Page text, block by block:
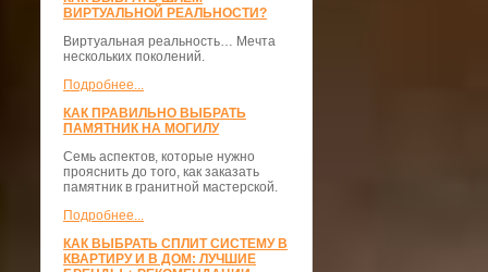
ВИРТУАЛЬНОЙ РЕАЛЬНОСТИ?
Виртуальная реальность… Мечта
нескольких поколений.
Подробнее...
КАК ПРАВИЛЬНО ВЫБРАТЬ
ПАМЯТНИК НА МОГИЛУ
Семь аспектов, которые нужно
прояснить до того, как заказать
памятник в гранитной мастерской.
Подробнее...
КАК ВЫБРАТЬ СПЛИТ СИСТЕМУ В
КВАРТИРУ И В ДОМ: ЛУЧШИЕ